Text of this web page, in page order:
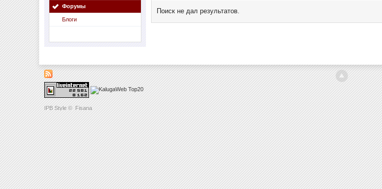
IPB Style © Fisana
Форумы
Блоги
Поиск не дал результатов.